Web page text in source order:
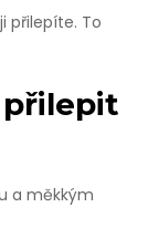
přilepíte. To
přilepit
a měkkým